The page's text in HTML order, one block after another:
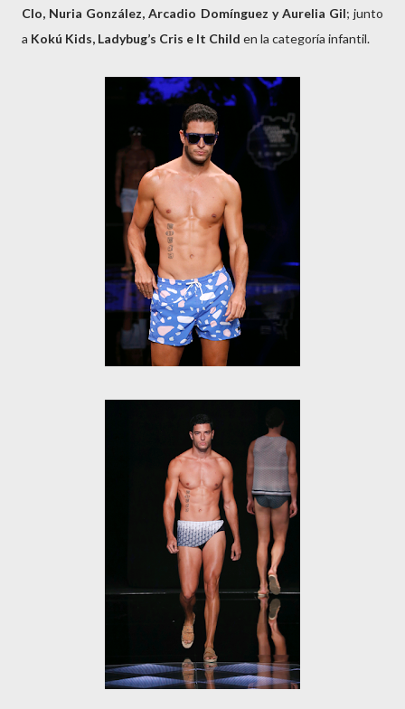
Clo, Nuria González, Arcadio Domínguez y Aurelia Gil; junto
a Kokú Kids, Ladybug’s Cris e It Child en la categoría infantil.